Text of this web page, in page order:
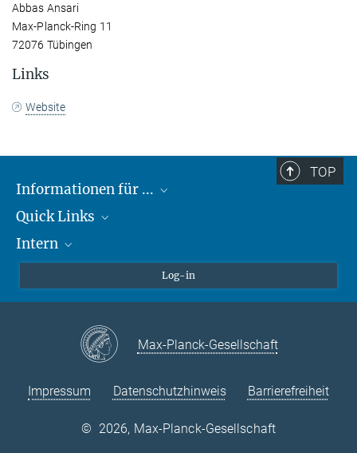
Abbas Ansari
Max-Planck-Ring 11
72076 Tübingen
Links
Website
TOP
Informationen für ...
Lieferanten
Studierende
Quick Links
Max-Planck-Gesellschaft
Max-Planck-Campus Tübingen
Stellenangebote
Intern
VPN-Hilfe
Log-in
Max-Planck-Gesellschaft
Impressum Datenschutzhinweis Barrierefreiheit
© 2026, Max-Planck-Gesellschaft